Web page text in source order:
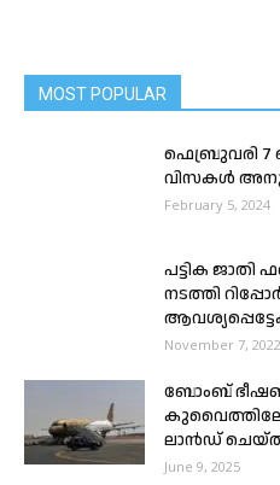
MOST POPULAR
ഫെബ്രുവരി
വിസകൾ
February 5, 2024
പട്ടിക ജാതി
നടത്തി
November 7, 2022
ബോംബ്
ലാൻഡ്
June 9, 2025